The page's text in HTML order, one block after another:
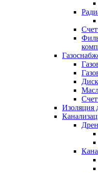
Изоляция